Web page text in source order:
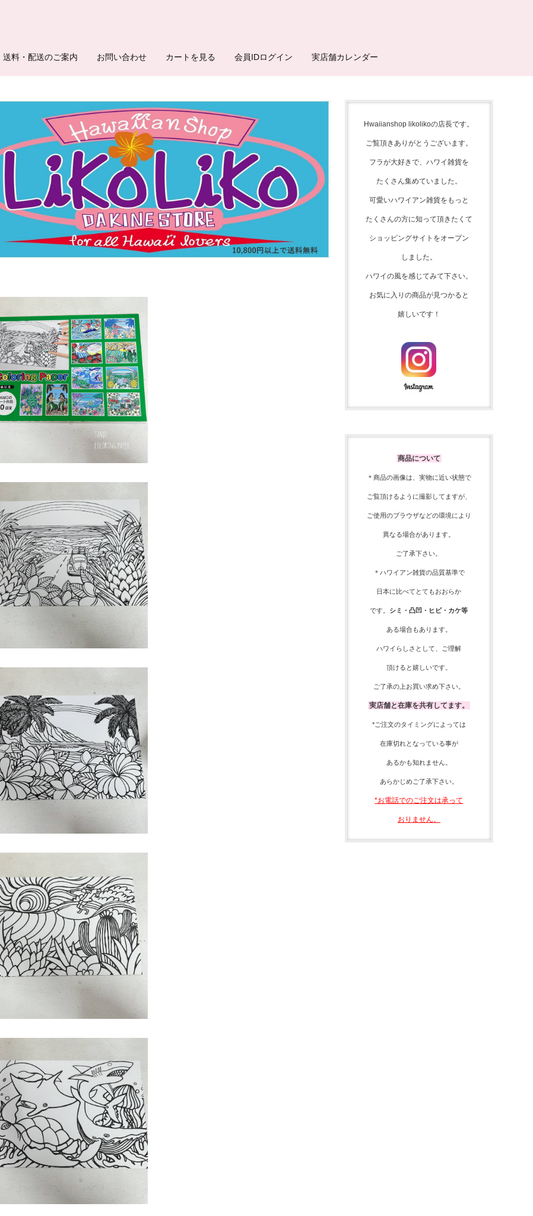
送料・配送のご案内 お問い合わせ カートを見る 会員IDログイン 実店舗カレンダー
Hwaiianshop likolikoの店長です。
ご覧頂きありがとうございます。
フラが大好きで、 ハワイ雑貨を
たくさん集めていました。
可愛いハワイアン雑貨をもっと
たくさんの方に知って頂きたくて
ショッピングサイトをオープン
しました。
ハワイの風を感じてみて下さい。
お気に入りの商品が見つかると
嬉しいです！
商品について
＊商品の画像は、実物に近い状態で
ご覧頂けるように撮影してますが、
ご使用のブラウザなどの環境により
異なる場合があります。
ご了承下さい。
＊ハワイアン雑貨の品質基準で
日本に比べてとてもおおらか
です。 シミ・凸凹・ヒビ・カケ等
ある場合もあります。
ハワイらしさとして、 ご理解
頂ける と嬉しいです。
ご了承の上お買い求め下さい。
実店舗と在庫を共有してます。
*ご注文のタイミングによっては
在庫切れとなっている事が
あるかも知れません。
あらかじめご了承下さい。
*お電話でのご注文は承って
おりません。